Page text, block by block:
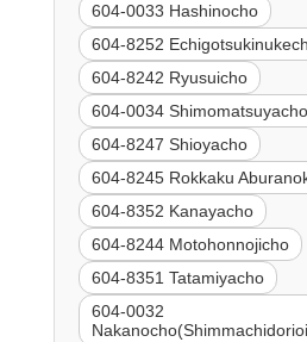
604-0033 Hashinocho
604-8252
604-8242 Ryusuicho
604-0034 Shimomatsuyacho
604-8247 Shioyacho
604-8245 Rokkaku
604-8352 Kanayacho
604-8244 Motohonnojicho
604-8351 Tatamiyacho
604-0032